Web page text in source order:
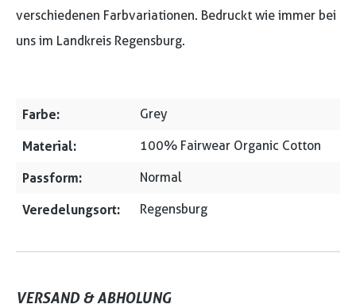
verschiedenen Farbvariationen. Bedruckt wie immer bei
uns im Landkreis Regensburg.
Farbe: Grey
Material: 100% Fairwear Organic Cotton
Passform: Normal
Veredelungsort: Regensburg
VERSAND & ABHOLUNG